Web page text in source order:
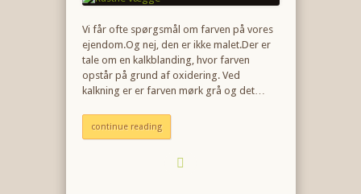
Vi får ofte spørgsmål om farven på vores
ejendom.Og nej, den er ikke malet.Der er
tale om en kalkblanding, hvor farven
opstår på grund af oxidering. Ved
kalkning er er farven mørk grå og det…
continue reading